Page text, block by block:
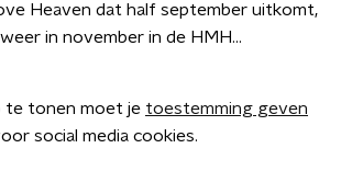
Heaven dat half september uitkomt,
in november in de HMH...
te tonen moet je toestemming geven
social media cookies.